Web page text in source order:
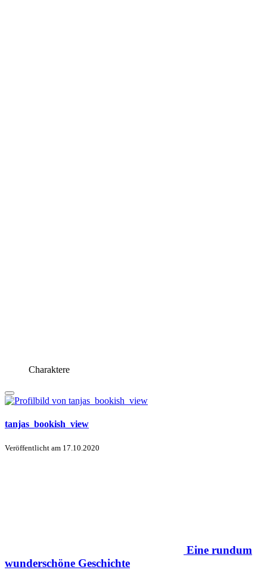
Charaktere
tanjas_bookish_view
Veröffentlicht am 17.10.2020
Eine rundum
wunderschöne Geschichte